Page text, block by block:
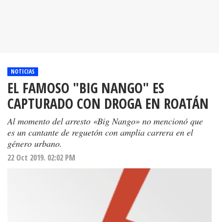
NOTICIAS
EL FAMOSO "BIG NANGO" ES
CAPTURADO CON DROGA EN ROATÁN
Al momento del arresto «Big Nango» no mencionó que
es un cantante de reguetón con amplia carrera en el
género urbano.
22 Oct 2019. 02:02 PM